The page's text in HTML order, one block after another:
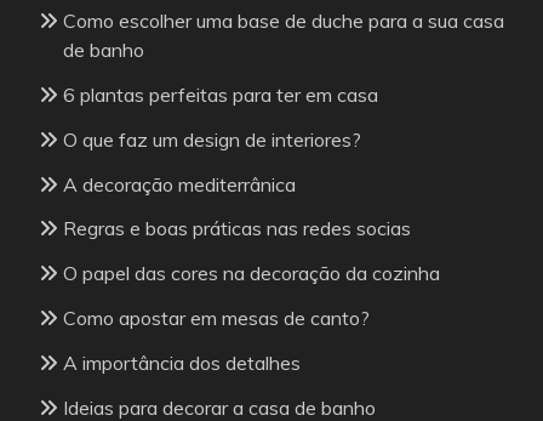
Como escolher uma base de duche para a sua casa
de banho
6 plantas perfeitas para ter em casa
O que faz um design de interiores?
A decoração mediterrânica
Regras e boas práticas nas redes socias
O papel das cores na decoração da cozinha
Como apostar em mesas de canto?
A importância dos detalhes
Ideias para decorar a casa de banho